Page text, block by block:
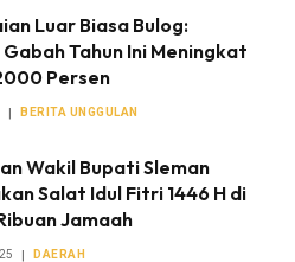
Luar Biasa Bulog:
Tahun Ini Meningkat
Persen
BERITA UNGGULAN
Wakil Bupati Sleman
Salat Idul Fitri 1446 H di
Jamaah
DAERAH